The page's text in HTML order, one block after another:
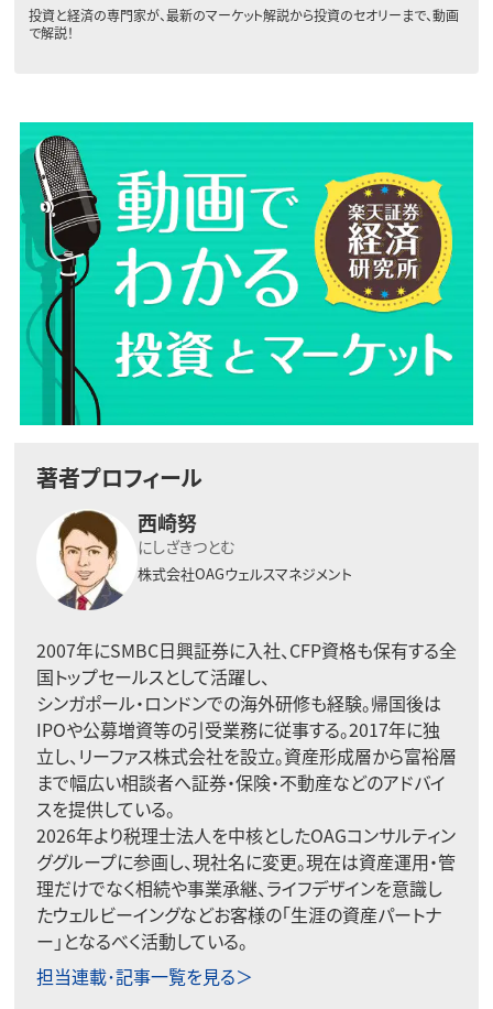
投資と経済の専門家が、最新のマーケット解説から投資のセオリーまで、動画
で解説！
著者プロフィール
西崎努
にしざきつとむ
株式会社OAGウェルスマネジメント
2007年にSMBC日興証券に入社、CFP資格も保有する全
国トップセールスとして活躍し、
シンガポール・ロンドンでの海外研修も経験。帰国後は
IPOや公募増資等の引受業務に従事する。2017年に独
立し、リーファス株式会社を設立。資産形成層から富裕層
まで幅広い相談者へ証券・保険・不動産などのアドバイ
スを提供している。
2026年より税理士法人を中核としたOAGコンサルティン
ググループに参画し、現社名に変更。現在は資産運用・管
理だけでなく相続や事業承継、ライフデザインを意識し
たウェルビーイングなどお客様の「生涯の資産パートナ
ー」となるべく活動している。
担当連載･記事一覧を見る＞